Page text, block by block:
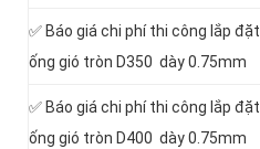
✅ Báo giá chi phí thi công lắp đặt
ống gió tròn D350 dày 0.75mm
✅ Báo giá chi phí thi công lắp đặt
ống gió tròn D400 dày 0.75mm